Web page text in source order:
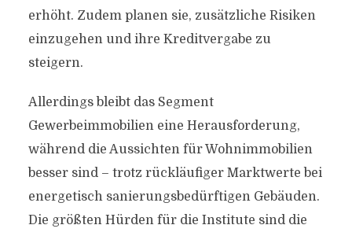
erhöht. Zudem planen sie, zusätzliche Risiken
einzugehen und ihre Kreditvergabe zu
steigern.
Allerdings bleibt das Segment
Gewerbeimmobilien eine Herausforderung,
während die Aussichten für Wohnimmobilien
besser sind – trotz rückläufiger Marktwerte bei
energetisch sanierungsbedürftigen Gebäuden.
Die größten Hürden für die Institute sind die